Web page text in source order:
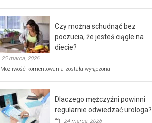
bezpłatna
akcja
profilaktyczna
w
już
kwietnia!
Czy można schudnąć bez
poczucia, że jesteś ciągle na
diecie?
25 marca, 2026
Możliwość komentowania Czy
poczucia,
że
została wyłączona
Dlaczego mężczyźni powinni
regularnie odwiedzać urologa?
24 marca, 2026